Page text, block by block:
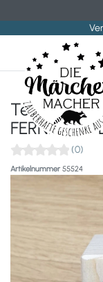
(0)
Artikelnummer 55524